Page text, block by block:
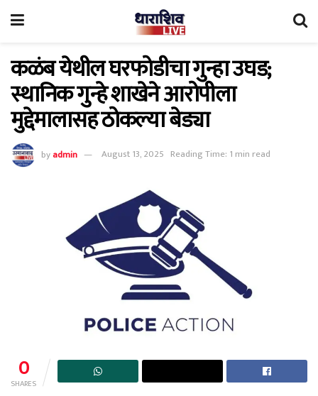
कळंब येथील घरफोडीचा गुन्हा उघड;
स्थानिक गुन्हे शाखेने आरोपीला
मुद्देमालासह ठोकल्या बेड्या
byadmin August 13, 2025 Reading Time: 1 min read
0
SHARES